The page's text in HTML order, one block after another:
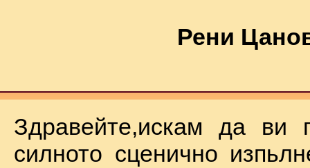
Рени
Здравейте,искам да ви
силното сценично